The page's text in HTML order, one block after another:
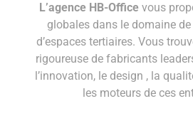
L’agence HB-Office vous
globales dans le domaine de
d’espaces tertiaires. Vous
rigoureuse de fabricants
l’innovation, le design , la
les moteurs de ces